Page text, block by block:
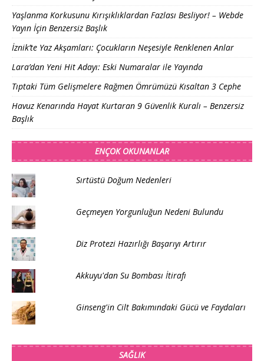
Yaşlanma Korkusunu Kırışıklıklardan Fazlası Besliyor! – Webde
Yayın İçin Benzersiz Başlık
İznik’te Yaz Akşamları: Çocukların Neşesiyle Renklenen Anlar
Lara’dan Yeni Hit Adayı: Eski Numaralar ile Yayında
Tıptaki Tüm Gelişmelere Rağmen Ömrümüzü Kısaltan 3 Cephe
Havuz Kenarında Hayat Kurtaran 9 Güvenlik Kuralı – Benzersiz
Başlık
ENÇOK OKUNANLAR
Sırtüstü Doğum Nedenleri
Geçmeyen Yorgunluğun Nedeni Bulundu
Diz Protezi Hazırlığı Başarıyı Artırır
Akkuyu'dan Su Bombası İtirafı
Ginseng'in Cilt Bakımındaki Gücü ve Faydaları
SAĞLIK